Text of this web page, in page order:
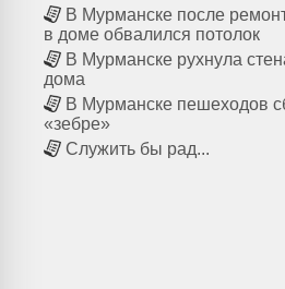
В Мурманске после
в доме обвалился потолок
В Мурманске рухнула
дома
В Мурманске пешеходов
«зебре»
Служить бы рад...